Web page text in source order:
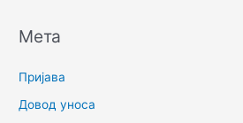
Мета
Пријава
Довод уноса